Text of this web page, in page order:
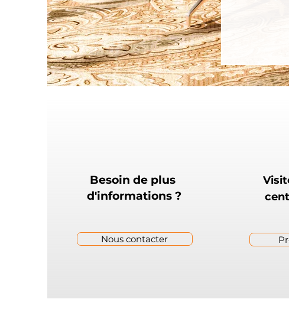
Besoin de plus
d'informations ?
Nous contacter